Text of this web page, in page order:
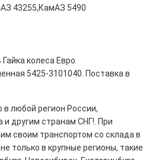
43255,КамАЗ 5490
колеса Евро
5425-3101040. Поставка в
любой регион России,
и другим странам СНГ!. При
своим транспортом со склада в
только в крупные регионы, такие